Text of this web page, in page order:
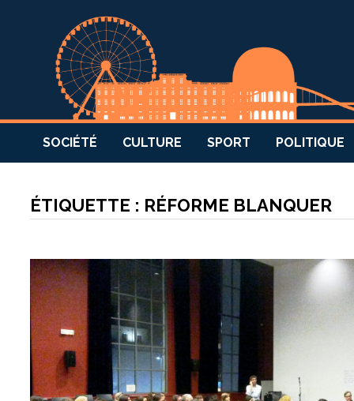
SOCIÉTÉ CULTURE SPORT POLITIQUE
ÉTIQUETTE : RÉFORME BLANQUER